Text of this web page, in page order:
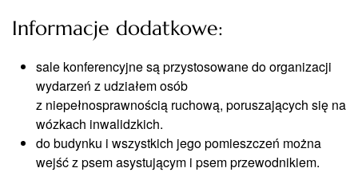
Informacje dodatkowe:
sale konferencyjne są przystosowane do organizacji
wydarzeń z udziałem osób
z niepełnosprawnością ruchową, poruszających się na
wózkach inwalidzkich.
do budynku i wszystkich jego pomieszczeń można
wejść z psem asystującym i psem przewodnikiem.